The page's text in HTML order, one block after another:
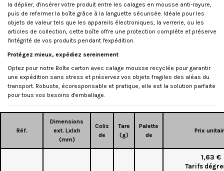
la déplier, d'insérer votre produit entre les calages en mousse anti-rayure,
puis de refermer la boîte grâce à la languette sécurisée. Idéale pour les
objets de valeur tels que les appareils électroniques, la verrerie, ou les
articles de collection, cette boîte offre une protection complète et préserve
l'intégrité de vos produits pendant l'expédition.
Protégez mieux, expédiez sereinement
Optez pour notre Boîte carton avec calage mousse recyclée pour garantir
une expédition sans stress et préservez vos objets fragiles des aléas du
transport. Robuste, écoresponsable et pratique, elle est la solution parfaite
pour tous vos besoins d'emballage.
Réf.
Dimensions
ext. Lxlxh
(mm)
Colis
de
Tare
(g)
Palette
de
Prix
1,63 €
Tarifs